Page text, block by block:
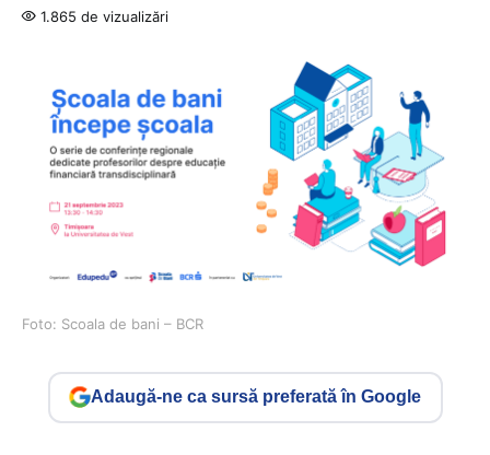
1.865 de vizualizări
Foto: Scoala de bani – BCR
Adaugă-ne ca sursă preferată în Google